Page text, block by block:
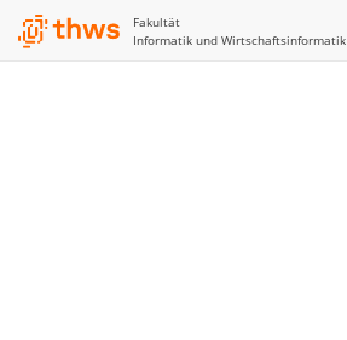
Fakultät
Informatik und Wirtschaftsinformatik